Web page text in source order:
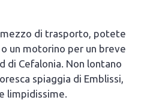
mezzo di trasporto, potete
un motorino per un breve
di Cefalonia. Non lontano
spiaggia di Emblissi,
limpidissime.